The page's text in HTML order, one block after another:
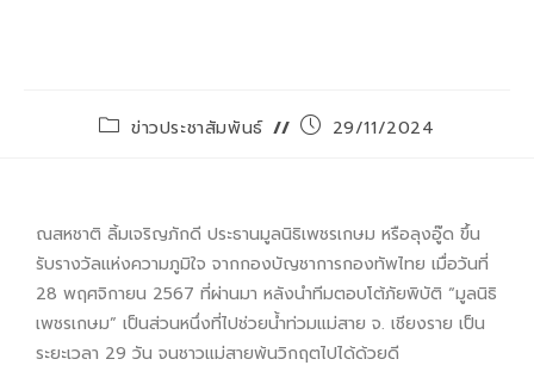
ข่าวประชาสัมพันธ์ 29/11/2024
ณสหชาติ ลิ้มเจริญภักดี ประธานมูลนิธิเพชรเกษม หรือลุงอู๊ด ขึ้น
รับรางวัลแห่งความภูมิใจ จากกองบัญชาการกองทัพไทย เมื่อวันที่
28 พฤศจิกายน 2567 ที่ผ่านมา หลังนำทีมตอบโต้ภัยพิบัติ “มูลนิธิ
เพชรเกษม” เป็นส่วนหนึ่งที่ไปช่วยน้ำท่วมแม่สาย จ. เชียงราย เป็น
ระยะเวลา 29 วัน จนชาวแม่สายพ้นวิกฤตไปได้ด้วยดี